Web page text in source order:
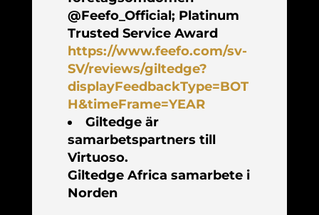
@Feefo_Official; Platinum
Trusted Service Award
https://www.feefo.com/sv-
SV/reviews/giltedge?
displayFeedbackType=BOT
H&timeFrame=YEAR
Giltedge är
samarbetspartners till
Virtuoso.
Giltedge Africa samarbete i
Norden